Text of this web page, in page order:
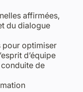
affirmées,
du dialogue
pour optimiser
d’équipe
de